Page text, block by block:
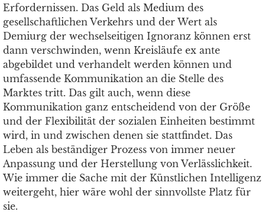
Erfordernissen. Das Geld als Medium des
gesellschaftlichen Verkehrs und der Wert als
Demiurg der wechselseitigen Ignoranz können erst
dann verschwinden, wenn Kreisläufe ex ante
abgebildet und verhandelt werden können und
umfassende Kommunikation an die Stelle des
Marktes tritt. Das gilt auch, wenn diese
Kommunikation ganz entscheidend von der Größe
und der Flexibilität der sozialen Einheiten bestimmt
wird, in und zwischen denen sie stattfindet. Das
Leben als beständiger Prozess von immer neuer
Anpassung und der Herstellung von Verlässlichkeit.
Wie immer die Sache mit der Künstlichen Intelligenz
weitergeht, hier wäre wohl der sinnvollste Platz für
sie.